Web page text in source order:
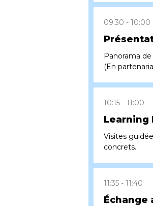
09:30 10:00
Panorama
(En
10:15 11:00
Learning
Visites
concrets.
11:35 11:40
Échange